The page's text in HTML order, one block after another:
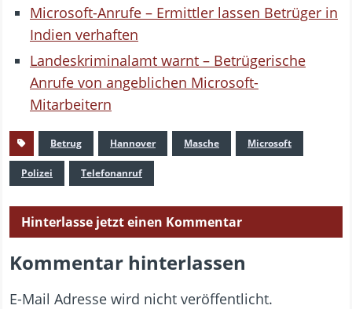
Microsoft-Anrufe – Ermittler lassen Betrüger in
Indien verhaften
Landeskriminalamt warnt – Betrügerische
Anrufe von angeblichen Microsoft-
Mitarbeitern
Betrug Hannover Masche Microsoft
Polizei Telefonanruf
Hinterlasse jetzt einen Kommentar
Kommentar hinterlassen
E-Mail Adresse wird nicht veröffentlicht.